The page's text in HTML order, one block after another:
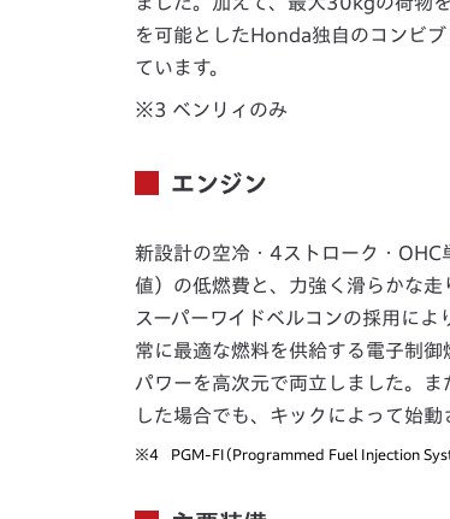
を可能としたHonda独自のコンビ
ています。
※3 ベンリィのみ
エンジン
新設計の空冷・4ストローク・
値）の低燃費と、力強く滑らかな走
スーパーワイドベルコンの採用によ
常に最適な燃料を供給する電子制
パワーを高次元で両立しました。
した場合でも、キックによって始動
※4 PGM-FI（Programmed Fuel Injection